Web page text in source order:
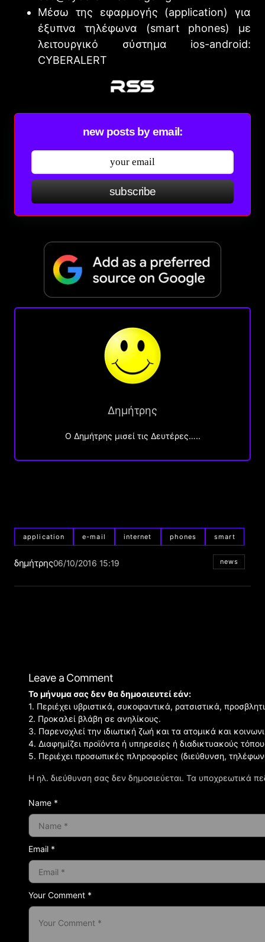
Μέσω της εφαρμογής (application) για
έξυπνα τηλέφωνα (smart phones) με
λειτουργικό σύστημα ios-android:
CYBERALERT
new posts by email:
subscribe
Δημήτρης
O Δημήτρης μισεί τις Δευτέρες…..
application e-mail internet phones smart
δημήτρης06/10/2016 15:19 news
Leave a Comment
Η ηλ. διεύθυνση σας δεν δημοσιεύεται. Τα υποχρεωτικά
Your Comment *
Το μήνυμα σας δεν θα δημοσιευτεί εάν:
1. Περιέχει υβριστικά, συκοφαντικά, ρατσιστικά,
2. Προκαλεί βλάβη σε ανηλίκους.
3. Παρενοχλεί την ιδιωτική ζωή και τα ατομικά και
4. Διαφημίζει προϊόντα ή υπηρεσίες ή διαδικτυακούς
5. Περιέχει προσωπικές πληροφορίες (διεύθυνση,
Name *
Email *